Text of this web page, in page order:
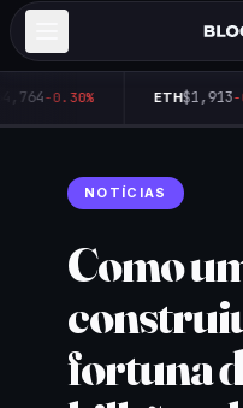
-0.30% ETH$1,913-
NOTÍCIAS
Como
fortuna